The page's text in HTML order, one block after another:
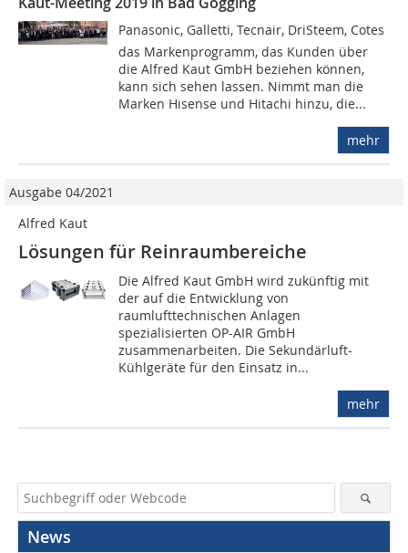
Panasonic, Galletti, Tecnair, DriSteem, Cotes 
das Markenprogramm, das Kunden über
die Alfred Kaut GmbH beziehen können,
kann sich sehen lassen. Nimmt man die
Marken Hisense und Hitachi hinzu, die...
mehr
Ausgabe 04/2021
Alfred Kaut
Lösungen für Reinraumbereiche
Die Alfred Kaut GmbH wird zukünftig mit
der auf die Entwicklung von
raumlufttechnischen Anlagen
spezialisierten OP-AIR GmbH
zusammenarbeiten. Die Sekundärluft-
Kühlgeräte für den Einsatz in...
mehr
News